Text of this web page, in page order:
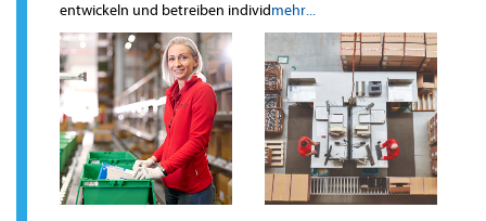
entwickeln und betreiben individmehr...